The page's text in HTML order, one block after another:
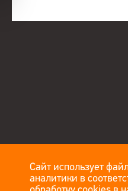
Сайт использует
аналитики в